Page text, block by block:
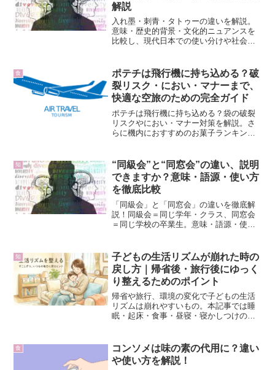
解説
入れ墨・刺青・タトゥーの違いを解説。
意味・歴史的背景・文化的ニュアンスを
比較し、現代日本での使い分けや社会的
食
ポテチは飛行機に持ち込める？破
裂リスク・におい・マナーまで、
快適な空旅のための完全ガイド
ポテチは飛行機に持ち込める？袋の破裂
リスクやにおい・マナー対策を解説。さ
らに機内におすすめのお菓子ランキング
知
“同級会”と“同窓会”の違い、説明
できますか？意味・語源・使い方
を徹底比較
「同級会」と「同窓会」の違いを徹底解
説！同級会＝同じ学年・クラス、同窓会
＝同じ学校の卒業生。意味・語源・使い
知
子どもの生活リズムが崩れた時の
戻し方｜帰省後・旅行後にゆっく
り整えるためのポイント
帰省や旅行、環境の変化で子どもの生活
リズムは崩れやすいもの。本記事では睡
眠・起床・食事・昼寝・寝かしつけの整
でまとめた保存版ガイドです。帰省後の
ぐずりや疲れが気になる方に。
食
コンソメは味の素の代用に？違い
や使い方を解説！